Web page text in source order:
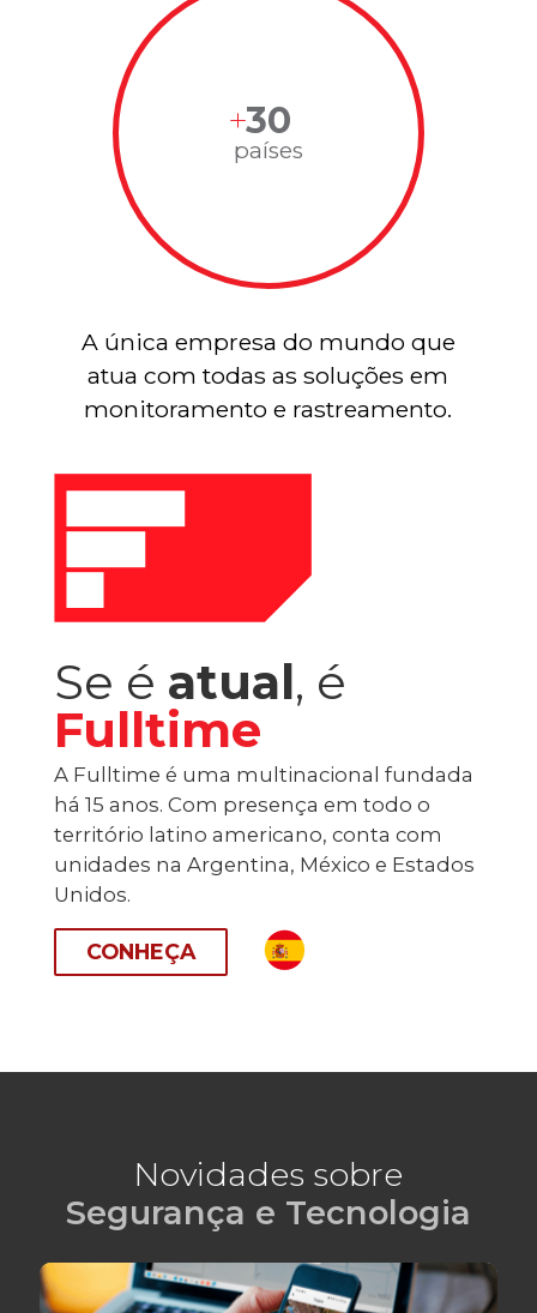
30
países
A única empresa do mundo que
atua com todas as soluções em
monitoramento e rastreamento.
Se é atual, é
Fulltime
A Fulltime é uma multinacional fundada
há 15 anos. Com presença em todo o
território latino americano, conta com
unidades na Argentina, México e Estados
Unidos.
CONHEÇA
Novidades sobre
Segurança e Tecnologia